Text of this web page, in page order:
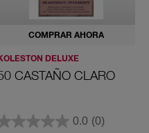
COMPRAR AHORA
DELUXE
CASTAÑO CLARO
0.0 (0)